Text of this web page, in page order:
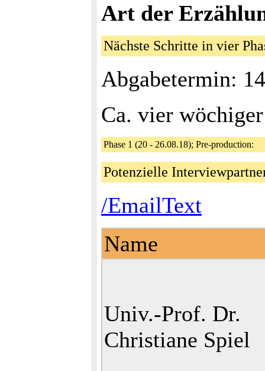
Art der
Nächste Schritte in vier
Abgabetermin:
Ca. vier
Phase 1 (20 - 26.08.18); Pre-production:
Potenzielle
/EmailText
Name
Univ.-Prof. Dr.
Christiane Spiel